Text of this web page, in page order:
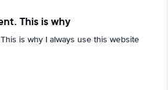
This is why
is why I always use this website